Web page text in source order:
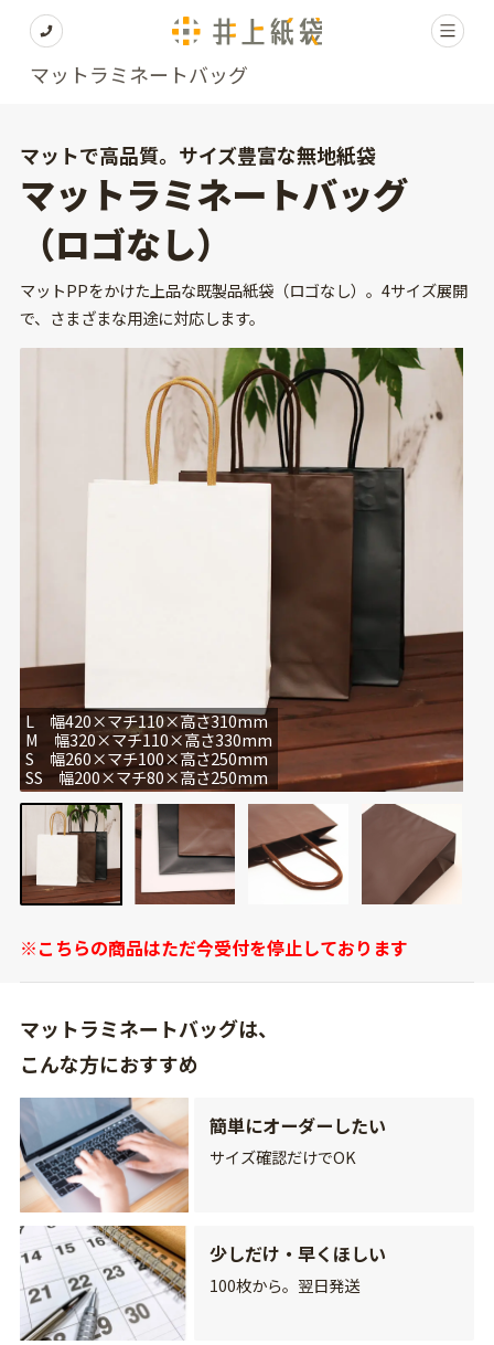
マットラミネートバッグ
マットで高品質。サイズ豊富な無地紙袋
マットラミネートバッグ
（ロゴなし）
マットPPをかけた上品な既製品紙袋（ロゴなし）。4サイズ展開
で、さまざまな用途に対応します。
L 幅420×マチ110×高さ310mm
M 幅320×マチ110×高さ330mm
S 幅260×マチ100×高さ250mm
SS 幅200×マチ80×高さ250mm
※こちらの商品はただ今受付を停止しております
マットラミネートバッグは、
こんな方におすすめ
簡単にオーダーしたい
サイズ確認だけでOK
少しだけ・早くほしい
100枚から。翌日発送